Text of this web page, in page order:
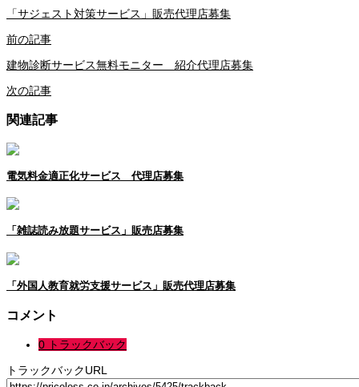
「サジェスト対策サービス」販売代理店募集
前の記事
建物診断サービス無料モニター 紹介代理店募集
次の記事
関連記事
電気料金適正化サービス 代理店募集
「雑誌読み放題サービス」販売店募集
「外国⼈教育就労支援サービス」販売代理店募集
コメント
0 トラックバック
トラックバックURL